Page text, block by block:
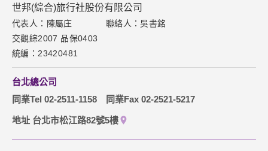
下載專區
取消訂單說明
隱私權保護政策
世邦(綜合)旅行社股份有限公司
代表人：陳屬庄
聯絡人：吳書銘
交觀綜2007 品保0403
統編：23420481
台北總公司
同業Tel 02-2511-1158
同業Fax 02-2521-5217
地址 台北市松江路82號5樓